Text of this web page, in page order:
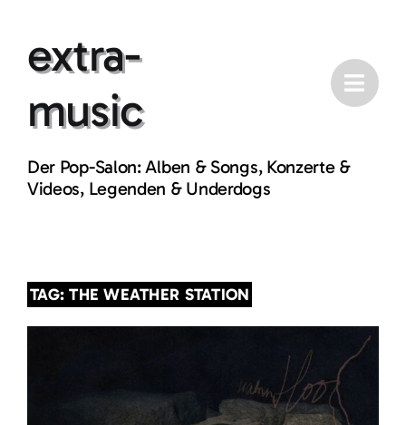
contentextra-
music
Der Pop-Salon: Alben & Songs, Konzerte &
Videos, Legenden & Underdogs
TAG: THE WEATHER STATION